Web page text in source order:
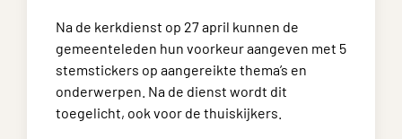
Na de kerkdienst op 27 april kunnen de
gemeenteleden hun voorkeur aangeven met 5
stemstickers op aangereikte thema’s en
onderwerpen. Na de dienst wordt dit
toegelicht, ook voor de thuiskijkers.